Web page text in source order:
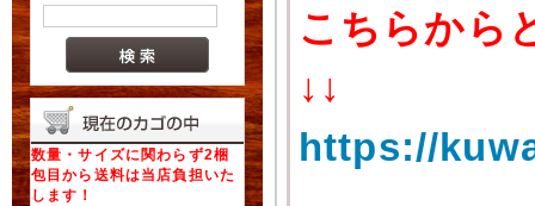
数量・サイズに関わらず2梱
包目から送料は当店負担いた
します！
こちらから
↓↓
https://